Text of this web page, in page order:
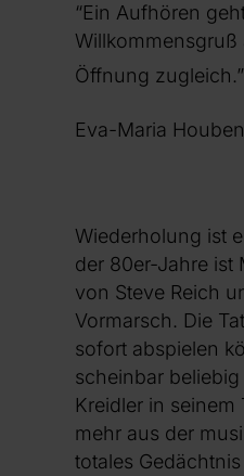
“Ein Aufhören
Öffnung zugleich.”
Eva-Maria Houben
Wiederholung ist
der 80er-Jahre ist
von Steve Reich
Vormarsch. Die
sofort abspielen
scheinbar
Kreidler in seinem
mehr aus der
totales